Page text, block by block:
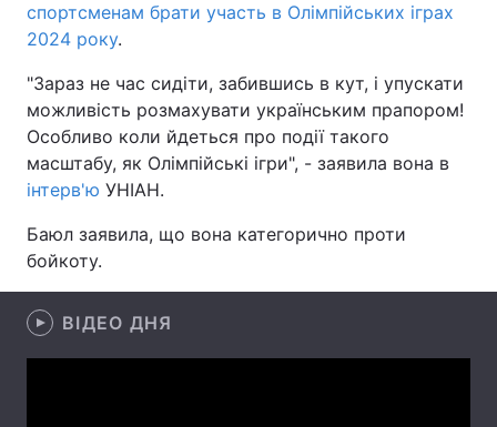
Спорт
Техно і зв'язок Лайт
Зброя Інциденти
Здоров'я Туризм
Екологія
Лонгріди
спортсменам брати участь в Олімпійських іграх
2024 року.
"Зараз не час сидіти, забившись в кут, і упускати
можливість розмахувати українським прапором!
Особливо коли йдеться про події такого
масштабу, як Олімпійські ігри", - заявила вона в
інтерв'ю УНІАН.
Баюл заявила, що вона категорично проти
бойкоту.
ВІДЕО ДНЯ